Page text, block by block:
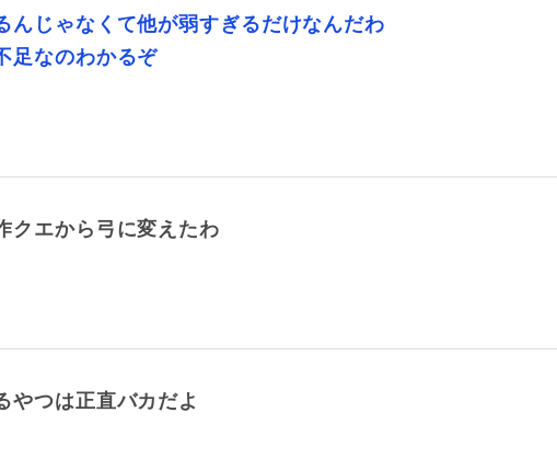
んじゃなくて他が弱すぎるだけなんだわ
足なのわかるぞ
クエから弓に変えたわ
やつは正直バカだよ